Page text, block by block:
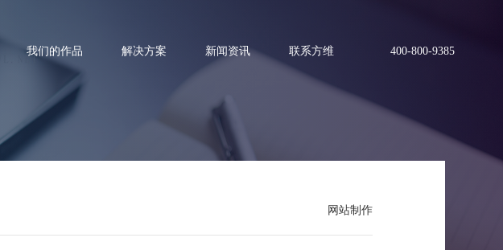
我们的作品 解决方案 新闻资讯 联系方维 400-800-9385
网站制作